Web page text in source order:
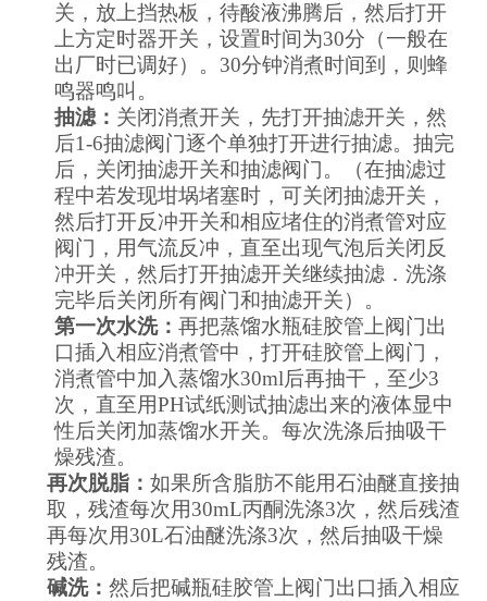
关，放上挡热板，待酸液沸腾后，然后打开
上方定时器开关，设置时间为30分（一般在
出厂时已调好）。 30分钟消煮时间到，则蜂
鸣器鸣叫。
抽滤： 关闭消煮开关，先打开抽滤开关，然
后1-6抽滤阀门逐个单独打开进行抽滤。抽完
后，关闭抽滤开关和抽滤阀门。（在抽滤过
程中若发现坩埚堵塞时，可关闭抽滤开关，
然后打开反冲开关和相应堵住的消煮管对应
阀门，用气流反冲，直至出现气泡后关闭反
冲开关，然后打开抽滤开关继续抽滤．洗涤
完毕后关闭所有阀门和抽滤开关）。
第一次水洗：再把蒸馏水瓶硅胶管上阀门出
口插入相应消煮管中，打开硅胶管上阀门，
消煮管中加入蒸馏水30ml后再抽干，至少3
次，直至用PH试纸测试抽滤出来的液体显中
性后关闭加蒸馏水开关。每次洗涤后抽吸干
燥残渣。
再次脱脂：如果所含脂肪不能用石油醚直接抽
取，残渣每次用30mL丙酮洗涤3次，然后残渣
再每次用30L石油醚洗涤3次，然后抽吸干燥
残渣。
碱洗：然后把碱瓶硅胶管上阀门出口插入相应